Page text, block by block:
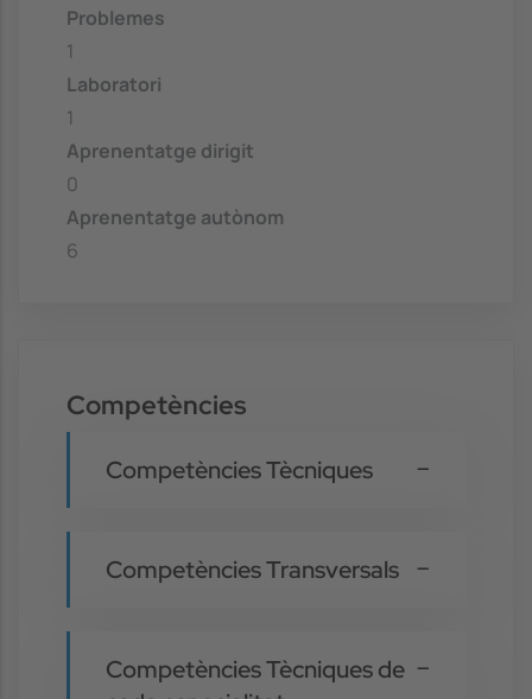
Problemes
1
Laboratori
1
Aprenentatge dirigit
0
Aprenentatge autònom
6
Competències
Competències Tècniques
Competències Transversals
Competències Tècniques de